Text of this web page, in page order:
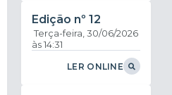
Edição nº 12
Terça-feira 30/06/2026
14:31
LER ONLINE